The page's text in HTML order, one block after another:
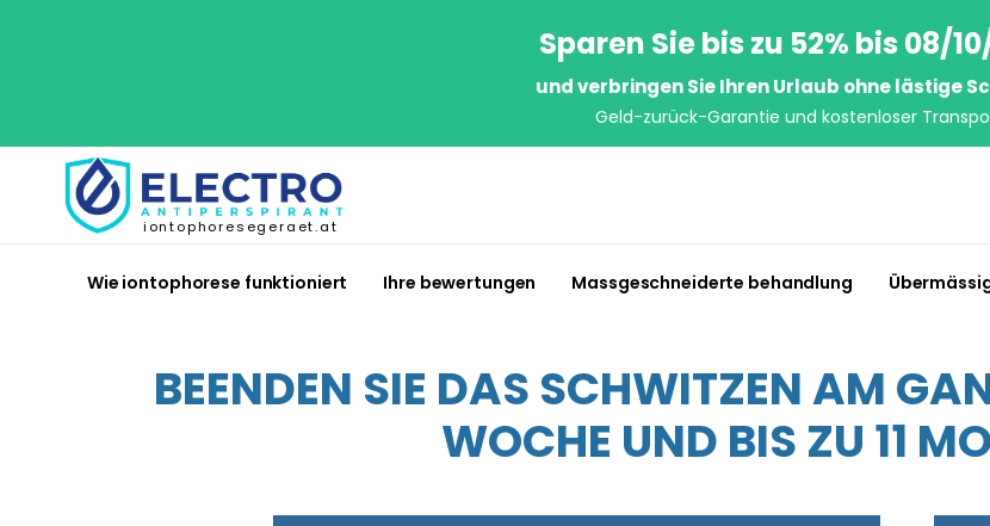
Sparen Sie bis zu 52% bis 08/
und verbringen Sie Ihren Urlaub ohne lästige
Geld-zurück-Garantie und kostenloser
iontophoresegeraet.at
Wie iontophorese funktioniert Ihre bewertungen Massgeschneiderte behandlung
BEENDEN SIE DAS SCHWITZEN AM
WOCHE UND BIS ZU 11